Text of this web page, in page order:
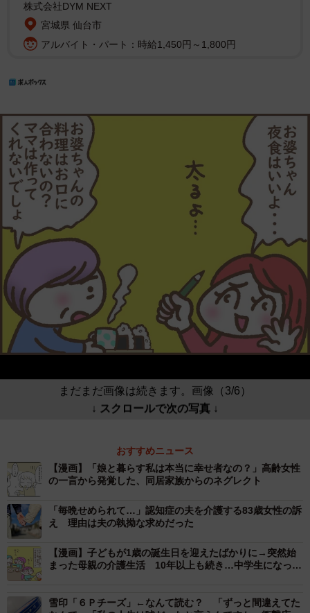
株式会社DYM NEXT
宮城県 仙台市
アルバイト・パート：時給1,450円～1,800円
まだまだ画像は続きます。画像（3/6）
↓ スクロールで次の写真 ↓
おすすめニュース
【漫画】「娘と暮らす私は本当に幸せ者なの？」高齢女性
の一言から発覚した、同居家族からのネグレクト
「毎晩せめられて…」認知症の夫を介護する83歳女性の訴
え 理由は夫の執拗な求めだった
【漫画】子どもが1歳の誕生日を迎えたばかりに→突然始
まった母親の介護生活 10年以上も続き…中学生になった
雪印「６Ｐチーズ」←なんて読む？ 「ずっと間違えてた